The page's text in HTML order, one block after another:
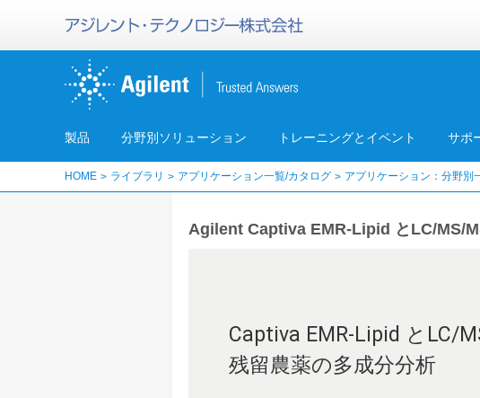
製品 分野別ソリューション トレーニングとイベント サポ
HOME ライブラリ アプリケーション一覧/カタログ アプリケーション：分野別
Agilent Captiva EMR-Lipid とLC/MS/
Captiva EMR-Lipid とLC/
残留農薬の多成分分析